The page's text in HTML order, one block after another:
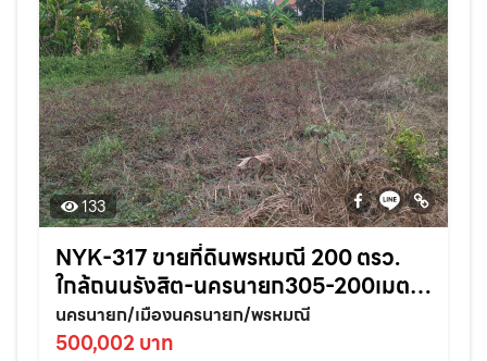
133
NYK-317 ขายที่ดินพรหมณี 200 ตรว.
ใกล้ถนนรังสิต-นครนายก305-200เมตร
อ.เมืองนครนายก
นครนายก/เมืองนครนายก/พรหมณี
500,002 บาท